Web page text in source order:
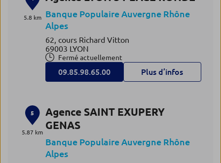
5.8 km
Banque Populaire Auvergne Rhône
Alpes
62, cours Richard Vitton
69003 LYON
Fermé actuellement
09.85.98.65.00 Plus d’infos
5
5.87 km
Agence SAINT EXUPERY
GENAS
Banque Populaire Auvergne Rhône
Alpes